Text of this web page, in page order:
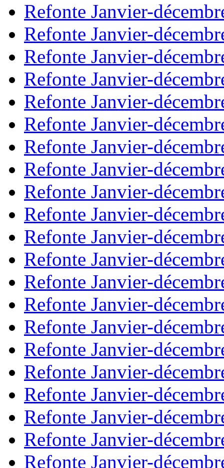
Refonte Janvier-
Refonte Janvier-
Refonte Janvier-
Refonte Janvier-
Refonte Janvier-
Refonte Janvier-
Refonte Janvier-
Refonte Janvier-
Refonte Janvier-
Refonte Janvier-
Refonte Janvier-
Refonte Janvier-
Refonte Janvier-
Refonte Janvier-
Refonte Janvier-
Refonte Janvier-
Refonte Janvier-
Refonte Janvier-
Refonte Janvier-
Refonte Janvier-
Refonte Janvier-